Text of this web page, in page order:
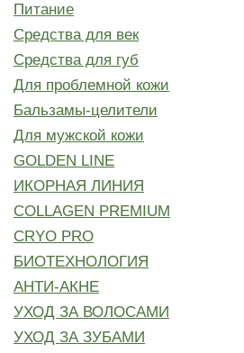
Питание
Средства для век
Средства для губ
Для проблемной кожи
Бальзамы-целители
Для мужской кожи
GOLDEN LINE
ИКОРНАЯ ЛИНИЯ
COLLAGEN PREMIUM
CRYO PRO
БИОТЕХНОЛОГИЯ
АНТИ-АКНЕ
УХОД ЗА ВОЛОСАМИ
УХОД ЗА ЗУБАМИ